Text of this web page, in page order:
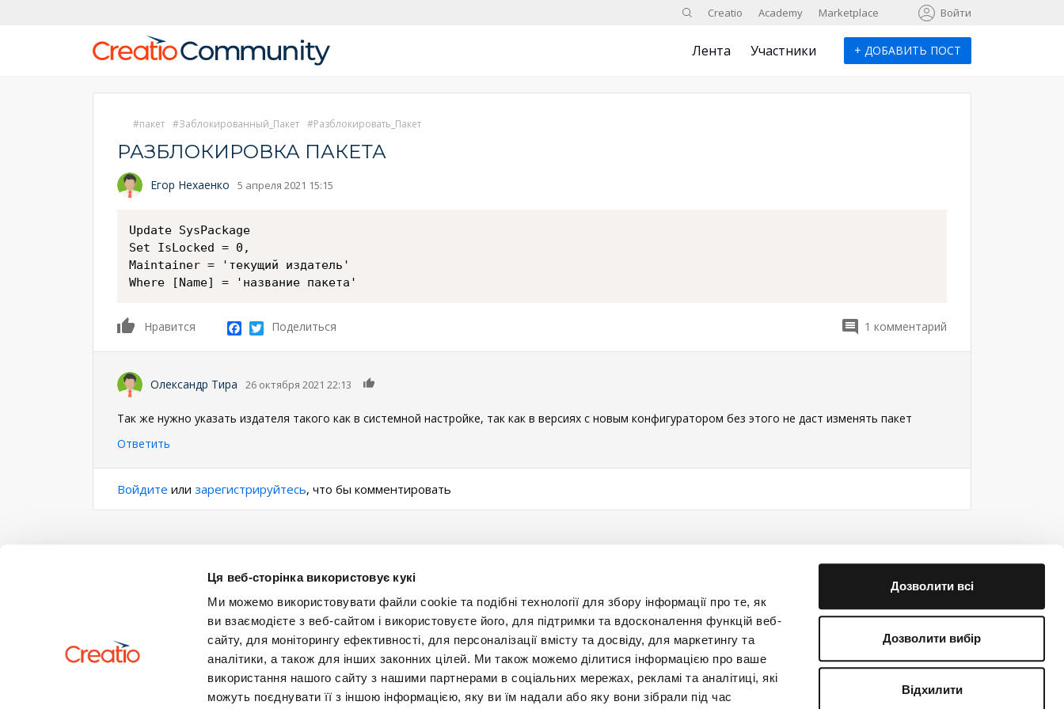
Ця веб-сторінка використовує кукі
Ми можемо використовувати файли cookie та подібні технології для збору інформації про те, як
ви взаємодієте з веб-сайтом і використовуєте його, для підтримки та вдосконалення функцій веб-
сайту, для моніторингу ефективності, для персоналізації вмісту та досвіду, для маркетингу та
аналітики, а також для інших законних цілей. Ми також можемо ділитися інформацією про ваше
використання нашого сайту з нашими партнерами в соціальних мережах, рекламі та аналітиці, які
можуть поєднувати її з іншою інформацією, яку ви їм надали або яку вони зібрали під час
Дозволити всі
Дозволити вибір
Відхилити
ПоискCreatio Academy Marketplace Войти
Лента Участники + ДОБАВИТЬ ПОСТ
пакет Заблокированный_Пакет Разблокировать_Пакет
РАЗБЛОКИРОВКА ПАКЕТА
Егор Нехаенко 5 апреля 2021 15:15
Update SysPackage
Set IsLocked = 0,
Maintainer = 'текущий издатель'
Where [Name] = 'название пакета'
0
Нравится Facebook
Twitter
Поделиться 1 комментарий
Олександр Тира 26 октября 2021 22:13
Так же нужно указать издателя такого как в системной настройке, так как в версиях с новым конфигуратором без этого не даст изменять пакет
Ответить
Войдите или зарегистрируйтесь, что бы комментировать
Будьте на связи!